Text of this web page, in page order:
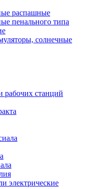
распашные
пенального типа
солнечные
рабочих станций
электрические